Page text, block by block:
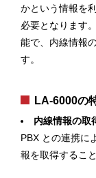
かという情報を
必要となります
能で、内線情報
す。
LA-6000の
内線情報の取
PBX との連携に
報を取得するこ